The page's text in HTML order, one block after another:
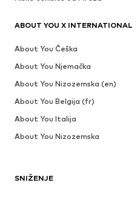
SNIŽENJE
ABOUT YOU X INTERNATIONAL
About You Češka
About You Njemačka
About You Nizozemska (en)
About You Belgija (fr)
About You Italija
About You Nizozemska